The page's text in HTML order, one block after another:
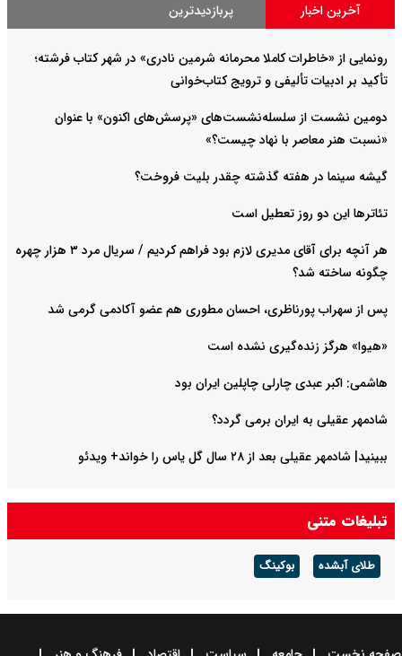
آخرین اخبار پربازدیدترین
رونمایی از «خاطرات کاملا محرمانه شرمین نادری» در شهر کتاب فرشته؛
تأکید بر ادبیات تألیفی و ترویج کتاب‌خوانی
دومین نشست از سلسله‌نشست‌های «پرسش‌های اکنون» با عنوان
«نسبت هنر معاصر با نهاد چیست؟»
گیشه سینما در هفته گذشته چقدر بلیت فروخت؟
تئاترها این دو روز تعطیل است
هر آنچه برای آقای مدیری لازم بود فراهم کردیم / سریال مرد ۳ هزار چهره
چگونه ساخته شد؟
پس از سهراب پورناظری، احسان مطوری هم عضو آکادمی گرمی شد
«هیوا» هرگز زنده‌گیری نشده است
هاشمی: اکبر عبدی چارلی چاپلین ایران بود
شادمهر عقیلی به ایران برمی گردد؟
ببینید| شادمهر عقیلی بعد از ۲۸ سال گل یاس را خواند+ ویدئو
تبلیغات متنی
طلای آبشده بوکینگ